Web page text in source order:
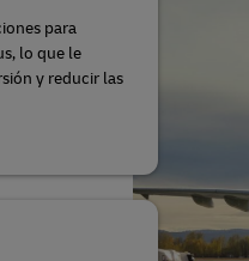
para
lo que le
y reducir las